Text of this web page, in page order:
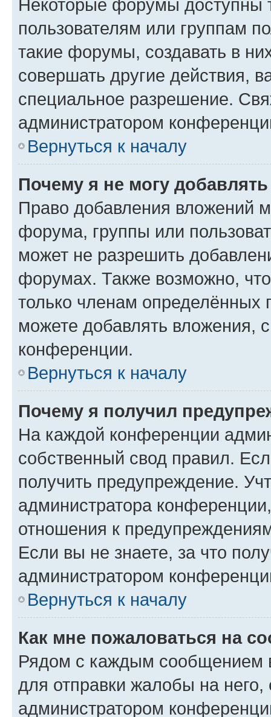
Некоторые форумы доступны
пользователям или группам
такие форумы, создавать в
совершать другие действия,
специальное разрешение.
администратором
Вернуться к началу
Почему я не могу
Право добавления вложений
форума, группы или
может не разрешить
форумах. Также возможно,
только членам определённых
можете добавлять вложения,
конференции.
Вернуться к началу
Почему я получил
На каждой конференции
собственный свод правил.
получить предупреждение.
администратора
отношения к
Если вы не знаете, за что
администратором
Вернуться к началу
Как мне пожаловаться на
Рядом с каждым сообщением
для отправки жалобы на
администратором